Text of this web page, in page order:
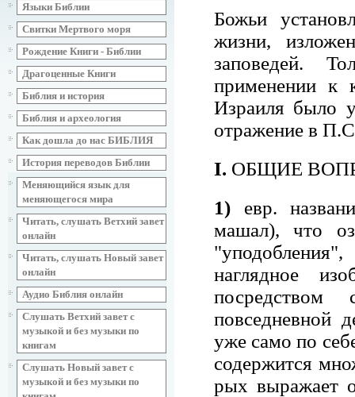
Языки Библии
Свитки Мертвого моря
Рождение Книги - Библии
Драгоценные Книги
Библия и история
Библия и археология
Как дошла до нас БИБЛИЯ
История переводов Библии
Меняющийся язык для
меняющегося мира
Читать, слушать Ветхий завет
онлайн
Читать, слушать Новый завет
онлайн
Аудио Библия онлайн
Слушать Ветхий завет с
музыкой и без музыки по
книгам
Слушать Новый завет с
музыкой и без музыки по
Божьи
жизни,
заповедей.
применении к
Израиля было
отражение в
I. ОБЩИЕ
1) евр.
машал), что
наглядное
повседневной
уже само по
содержится
рых выражает